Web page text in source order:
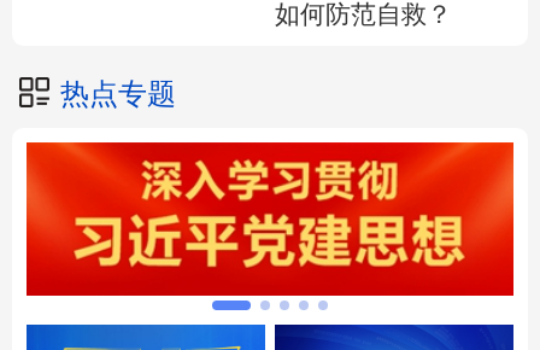
如何防范自救？
热点专题